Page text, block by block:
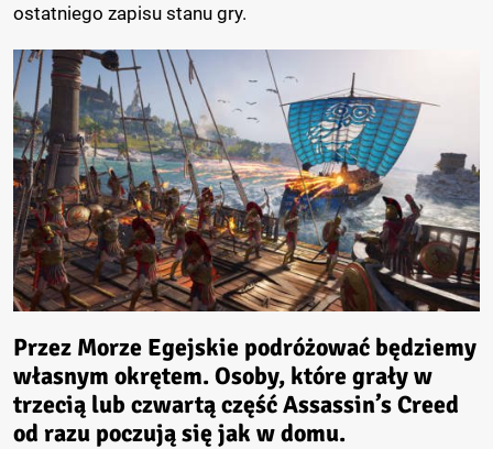
ostatniego zapisu stanu gry.
Przez Morze Egejskie podróżować będziemy
własnym okrętem. Osoby, które grały w
trzecią lub czwartą część Assassin’s Creed
od razu poczują się jak w domu.